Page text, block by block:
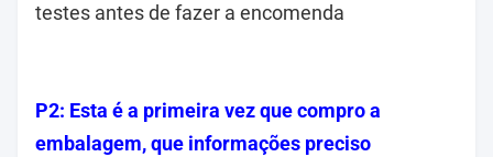
testes antes de fazer a encomenda
P2: Esta é a primeira vez que compro a
embalagem, que informações preciso